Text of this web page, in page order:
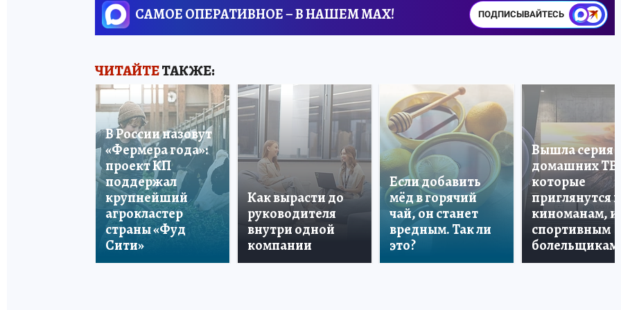
САМОЕ ОПЕРАТИВНОЕ – В НАШЕМ MAX! ПОДПИСЫВАЙТЕСЬ
ЧИТАЙТЕТАКЖЕ:
В России назовут
«Фермера года»:
проект КП
поддержал
крупнейший
агрокластер
страны «Фуд
Сити»
Как вырасти до
руководителя
внутри одной
компании
Если добавить
мёд в горячий
чай, он станет
вредным. Так ли
это?
Вышла серия
домашних ТВ,
которые
приглянутся и
киноманам, и
спортивным
болельщикам